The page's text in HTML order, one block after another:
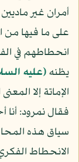
أمران غير
على ما فيها
انحطاطهم في
يظنه(عليه
الإماتة إلا
فقال نمرود:
سياق هذه
الانحطاط